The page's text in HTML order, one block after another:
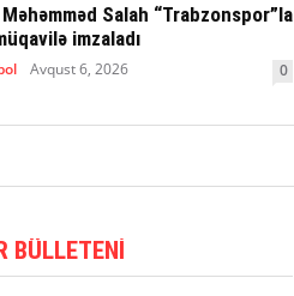
Salah “Trabzonspor”la
imzaladı
Avqust 6, 2026 0
BÜLLETENI